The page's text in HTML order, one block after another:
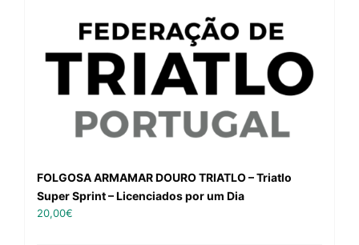
FOLGOSA ARMAMAR DOURO TRIATLO – Triatlo
Super Sprint – Licenciados por um Dia
20,00€